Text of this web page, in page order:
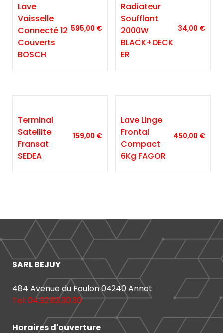
Lave
Vaisselle
Connecté 12
Couverts
BOSCH
595,00 €
Radiateur
Soufflant
2000W
BLACK+DECK
ER
34,00 €
Terminal
Satellite
Fransat
SEDEA
159,00 €
Lave Linge
Frontal
Compact
6Kg FAGOR
450,00 €
SARL BEJUY
484 Avenue du Foulon 04240 Annot
Tel: 04.92.83.30.30
Horaires d'ouverture